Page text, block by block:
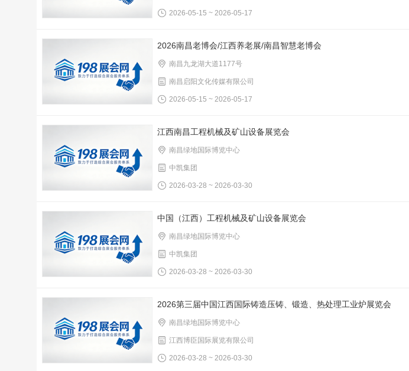
2026-05-15 ~ 2026-05-17
2026南昌老博会/江西养老展/南昌智慧老博会
南昌九龙湖大道1177号
南昌启阳文化传媒有限公司
2026-05-15 ~ 2026-05-17
江西南昌工程机械及矿山设备展览会
南昌绿地国际博览中心
中凯集团
2026-03-28 ~ 2026-03-30
中国（江西）工程机械及矿山设备展览会
南昌绿地国际博览中心
中凯集团
2026-03-28 ~ 2026-03-30
2026第三届中国江西国际铸造压铸、锻造、热处理工业炉展览会
南昌绿地国际博览中心
江西博臣国际展览有限公司
2026-03-28 ~ 2026-03-30